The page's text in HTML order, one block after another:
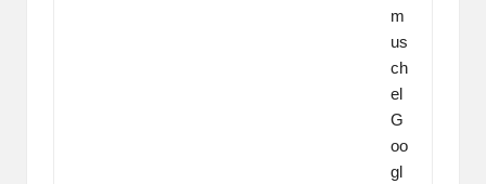
m
us
ch
el
G
oo
gl